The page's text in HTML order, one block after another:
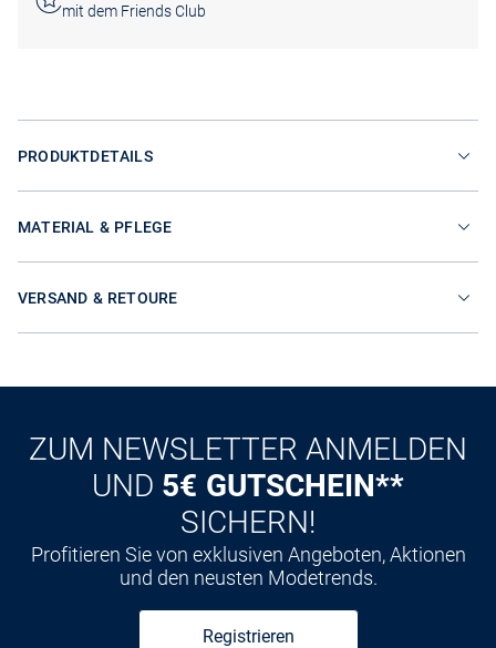
mit dem Friends Club
PRODUKTDETAILS
MATERIAL & PFLEGE
VERSAND & RETOURE
ZUM NEWSLETTER ANMELDEN
UND 5€ GUTSCHEIN**
SICHERN!
Profitieren Sie von exklusiven Angeboten, Aktionen
und den neusten Modetrends.
Registrieren